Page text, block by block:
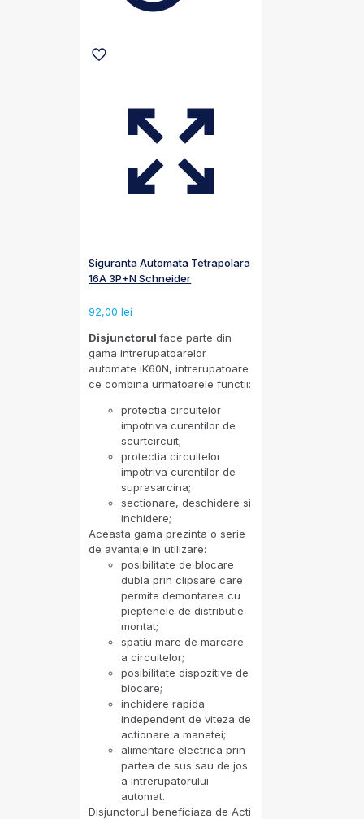
Siguranta Automata Tetrapolara
16A 3P+N Schneider
92,00lei
Disjunctorulface parte din
gama intrerupatoarelor
automate iK60N, intrerupatoare
ce combina urmatoarele functii:
protectia circuitelor
impotriva curentilor de
scurtcircuit;
protectia circuitelor
impotriva curentilor de
suprasarcina;
sectionare, deschidere si
inchidere;
Aceasta gama prezinta o serie
de avantaje in utilizare:
posibilitate de blocare
dubla prin clipsare care
permite demontarea cu
pieptenele de distributie
montat;
spatiu mare de marcare
a circuitelor;
posibilitate dispozitive de
blocare;
inchidere rapida
independent de viteza de
actionare a manetei;
alimentare electrica prin
partea de sus sau de jos
a intrerupatorului
automat.
Disjunctorul beneficiaza de Acti